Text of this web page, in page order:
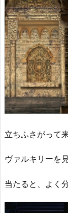
立ちふさがって
ヴァルキリーを
当たると、よく